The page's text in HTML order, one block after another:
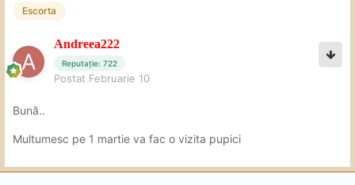
Escorta
Andreea222
Reputație: 722
Postat Februarie 10
Bună..
Multumesc pe 1 martie va fac o vizita pupici